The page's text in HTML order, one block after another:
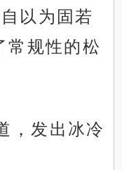
以为固若
常规性的松
，发出冰冷